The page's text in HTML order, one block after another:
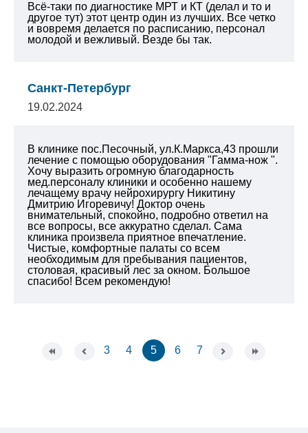
Всё-таки по диагностике МРТ и КТ (делал и то и
другое тут) этот центр один из лучших. Все четко
и вовремя делается по расписанию, персонал
молодой и вежливый. Везде бы так.
Санкт-Петербург
19.02.2024
В клинике пос.Песочный, ул.К.Маркса,43 прошли
лечение с помощью оборудования "Гамма-нож ".
Хочу выразить огромную благодарность
мед.персоналу клиники и особенно нашему
лечащему врачу нейрохирургу Никитину
Дмитрию Игоревичу! Доктор очень
внимательный, спокойно, подробно ответил на
все вопросы, все аккуратно сделал. Сама
клиника произвела приятное впечатление.
Чистые, комфортные палаты со всем
необходимым для пребывания пациентов,
столовая, красивый лес за окном. Большое
спасибо! Всем рекомендую!
3 4 5 6 7